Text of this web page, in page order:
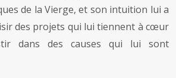
de la Vierge, et son intuition lui a
des projets qui lui tiennent à cœur
dans des causes qui lui sont